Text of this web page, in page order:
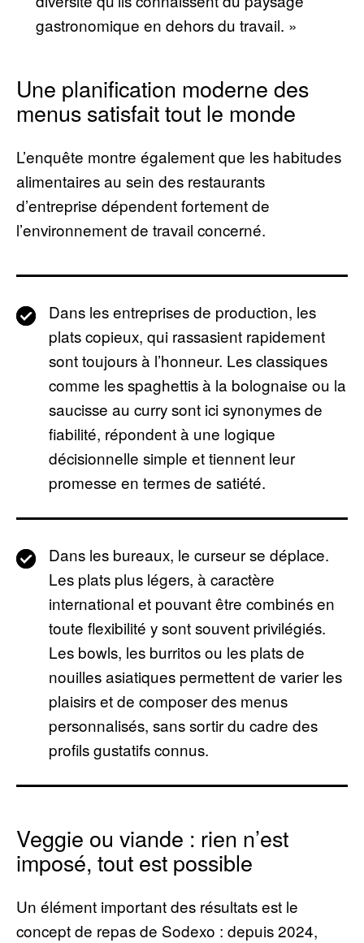
gastronomique en dehors du travail. »
Une planification moderne des
menus satisfait tout le monde
L’enquête montre également que les habitudes
alimentaires au sein des restaurants
d’entreprise dépendent fortement de
l’environnement de travail concerné.
Dans les entreprises de production, les
plats copieux, qui rassasient rapidement
sont toujours à l’honneur. Les classiques
comme les spaghettis à la bolognaise ou la
saucisse au curry sont ici synonymes de
fiabilité, répondent à une logique
décisionnelle simple et tiennent leur
promesse en termes de satiété.
Dans les bureaux, le curseur se déplace.
Les plats plus légers, à caractère
international et pouvant être combinés en
toute flexibilité y sont souvent privilégiés.
Les bowls, les burritos ou les plats de
nouilles asiatiques permettent de varier les
plaisirs et de composer des menus
personnalisés, sans sortir du cadre des
profils gustatifs connus.
Veggie ou viande : rien n’est
imposé, tout est possible
Un élément important des résultats est le
concept de repas de Sodexo : depuis 2024,